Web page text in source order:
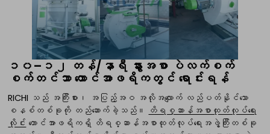
၁၀–၁၂ တန်/နာရီ နွားအစာ ပဲလက်စက်
စက်တင်ဘာ တောင်အာဖရိကတွင် ရောင်းရန်
RICHI သည် အကြီးစား၊ အပြည့်အဝ အလိုအလျောက် လည်ပတ်နိုင်သော
စနစ်တစ်ခုကို တည်ဆောက်ခဲ့သည်။
တိရစ္ဆာန်အစာထုတ်လုပ်ရေး
လိုင်း တောင်အာဖရိကရှိ တိရစ္ဆာန်အစာထုတ်လုပ်ရေးအဖွဲ့ကြီးတစ်ခု